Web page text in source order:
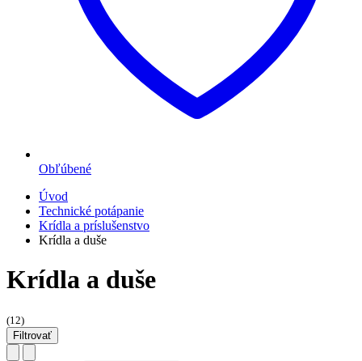
Obľúbené
Úvod
Technické potápanie
Krídla a príslušenstvo
Krídla a duše
Krídla a duše
(12)
Filtrovať